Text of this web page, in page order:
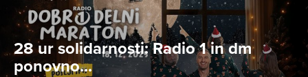
28 ur solidarnosti: Radio 1 in dm
ponovno...